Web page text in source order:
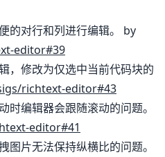
的对行和列进行编辑。 by
editor#39
，修改为仅选中当前代码块的
richtext-editor#43
时编辑器会跟随滚动的问题。
editor#41
图片无法保持纵横比的问题。